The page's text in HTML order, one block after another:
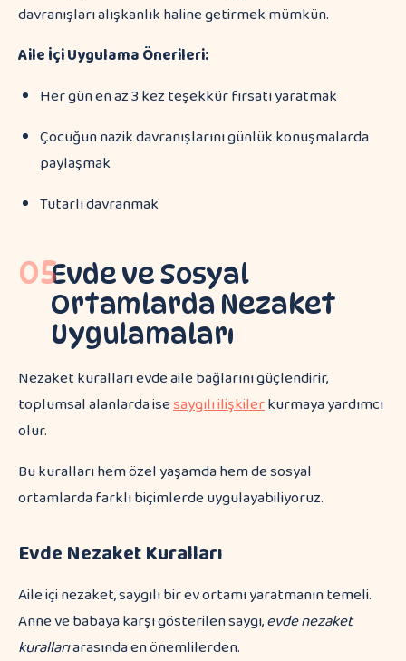
davranışları alışkanlık haline getirmek mümkün.
Aile İçi Uygulama Önerileri:
Her gün en az 3 kez teşekkür fırsatı yaratmak
Çocuğun nazik davranışlarını günlük konuşmalarda
paylaşmak
Tutarlı davranmak
05Evde ve Sosyal
Ortamlarda Nezaket
Uygulamaları
Nezaket kuralları evde aile bağlarını güçlendirir,
toplumsal alanlarda isesaygılı ilişkilerkurmaya yardımcı
olur.
Bu kuralları hem özel yaşamda hem de sosyal
ortamlarda farklı biçimlerde uygulayabiliyoruz.
Evde Nezaket Kuralları
Aile içi nezaket, saygılı bir ev ortamı yaratmanın temeli.
Anne ve babaya karşı gösterilen saygı,evde nezaket
kurallarıarasında en önemlilerden.